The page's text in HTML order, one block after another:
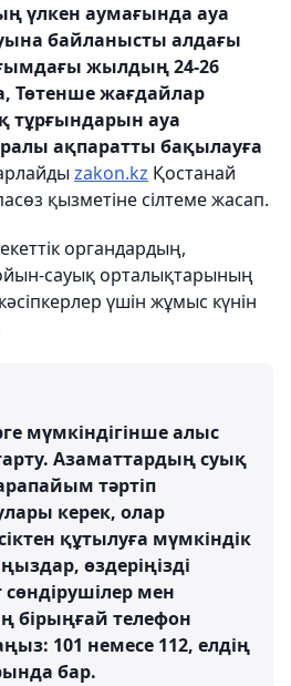
үлкен аумағында ауа
байланысты алдағы
жылдың 24-26
Төтенше жағдайлар
тұрғындарын ауа
ақпаратты бақылауға
zakon.kz Қостанай
қызметіне сілтеме жасап.
органдардың,
сауық орталықтарының
үшін жұмыс күнін
мүмкіндігінше алыс
Азаматтардың суық
тәртіп
керек, олар
құтылуға мүмкіндік
өздеріңізді
мен
бірыңғай телефон
101 немесе 112, елдің
бар.